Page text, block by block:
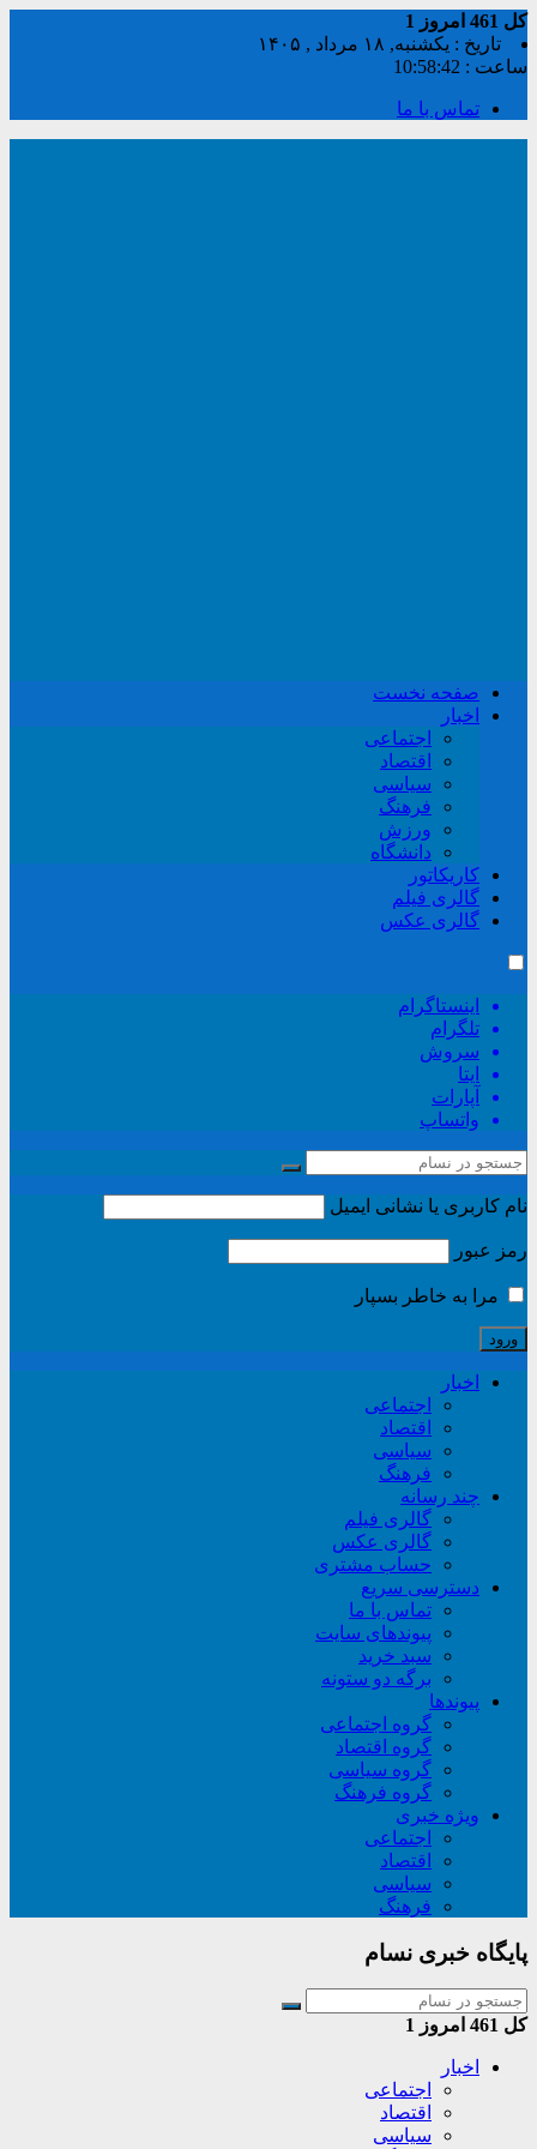
کل امروز
1
تاریخ : یکشنبه, ۱۸ مرداد , ۱۴۰۵
ساعت : 10:58:42
تماس با ما
صفحه نخست
اخبار
اجتماعی
اقتصاد
سیاسی
فرهنگ
ورزش
دانشگاه
کاریکاتور
گالری فیلم
گالری عکس
اینستاگرام
تلگرام
سروش
ایتا
آپارات
واتساپ
نام کاربری یا نشانی ایمیل
رمز عبور
مرا به خاطر بسپار
اخبار
اجتماعی
اقتصاد
سیاسی
فرهنگ
چند رسانه
گالری فیلم
گالری عکس
حساب مشتری
دسترسی سریع
تماس با ما
پیوندهای سایت
سبد خريد
برگه دو ستونه
پیوندها
گروه اجتماعی
گروه اقتصاد
گروه سیاسی
گروه فرهنگ
ویژه خبری
اجتماعی
اقتصاد
سیاسی
فرهنگ
پایگاه خبری نسام
کل امروز 1
اخبار
اجتماعی
اقتصاد
سیاسی